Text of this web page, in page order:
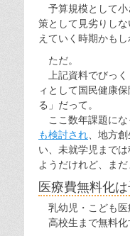
予算規模として小
策として見劣りし
えていく時期かもし
ただ。
上記資料でびっく
ィとして国民健康
る」だって。
ここ数年課題にな
も検討され 、地方
い、未就学児まで
ようだけれど、まだ
医療費無料化
乳幼児・こども医
高校生まで無料化